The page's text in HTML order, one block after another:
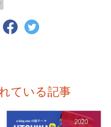
FacebookTwitter
る
ている記事
2020